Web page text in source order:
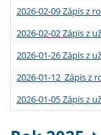
2026-02-09 Zápis z
2026-02-02 Zápis z
2026-01-26 Zápis z
2026-01-12 Zápis z
2026-01-05 Zápis z